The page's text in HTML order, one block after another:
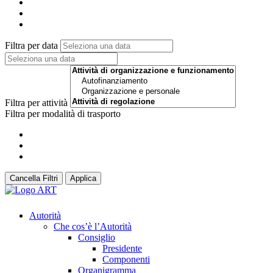
Filtra per data
Filtra per attività
Filtra per modalità di trasporto
Cancella Filtri Applica
Autorità
Che cos’è l’Autorità
Consiglio
Presidente
Componenti
Organigramma